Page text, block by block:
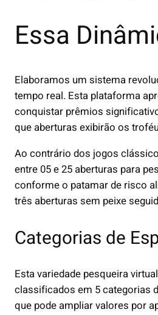
Essa
Elaboramos um sistema
tempo real. Esta plataforma
conquistar prêmios
que aberturas exibirão os
Ao contrário dos jogos
entre 05 e 25 aberturas para
conforme o patamar de risco
três aberturas sem peixe
Categorias de
Esta variedade pesqueira
classificados em 5 categorias
que pode ampliar valores por